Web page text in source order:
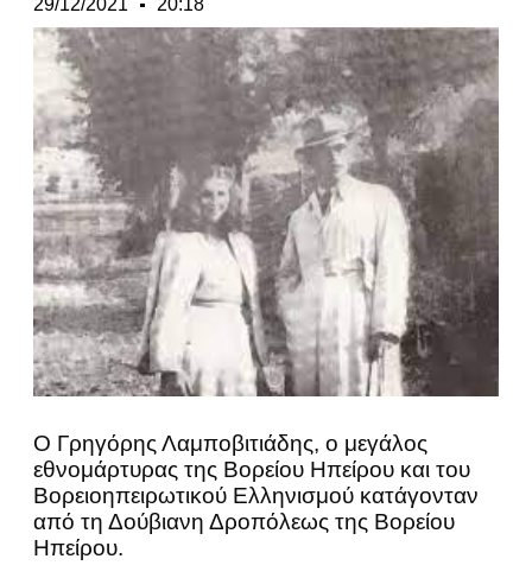
29/12/2021 20:18
Ο Γρηγόρης Λαμποβιτιάδης, ο μεγάλος
εθνομάρτυρας της Βορείου Ηπείρου και του
Βορειοηπειρωτικού Ελληνισμού κατάγονταν
από τη Δούβιανη Δροπόλεως της Βορείου
Ηπείρου.